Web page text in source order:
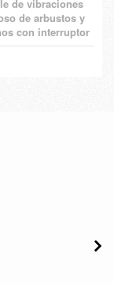
de vibraciones
de arbustos y
con interruptor